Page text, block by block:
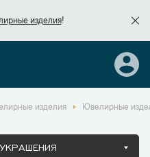
изделия!
изделия Ювелирные